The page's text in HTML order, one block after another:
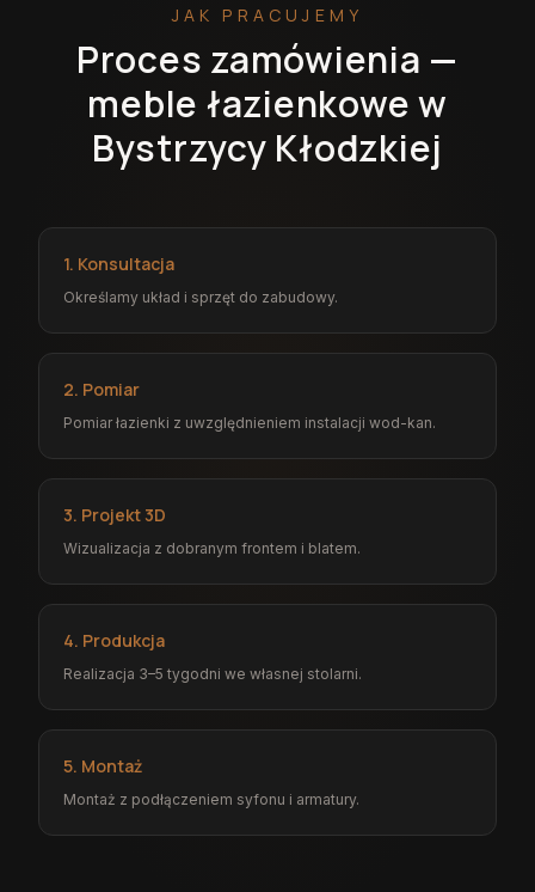
JAK PRACUJEMY
Proces zamówienia —
meble łazienkowe w
Bystrzycy Kłodzkiej
1. Konsultacja
Określamy układ i sprzęt do zabudowy.
2. Pomiar
Pomiar łazienki z uwzględnieniem instalacji wod-kan.
3. Projekt 3D
Wizualizacja z dobranym frontem i blatem.
4. Produkcja
Realizacja 3–5 tygodni we własnej stolarni.
5. Montaż
Montaż z podłączeniem syfonu i armatury.